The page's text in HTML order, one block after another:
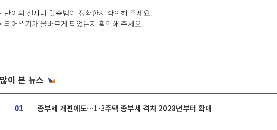
단어의 철자나 맞춤법이 정확한지 확인해 주세요.
띄어쓰기가 올바르게 되었는지 확인해 주세요.
많이 본 뉴스
01 종부세 개편에도…1·3주택 종부세 격차 2028년부터 확대